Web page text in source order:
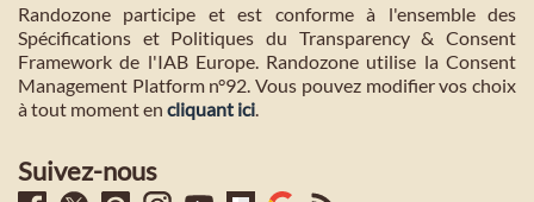
Randozone participe et est conforme à l'ensemble des
Spécifications et Politiques du Transparency & Consent
Framework de l'IAB Europe. Randozone utilise la Consent
Management Platform n°92. Vous pouvez modifier vos choix
à tout moment en cliquant ici.
Suivez-nous